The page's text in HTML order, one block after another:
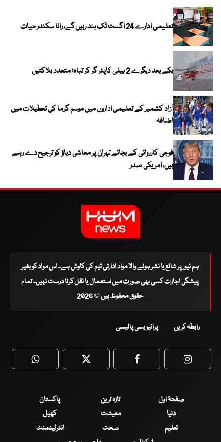
تعلیمی ادارے 24 اگست تک بند رہیں گے، رانا سکندر حیات
یکے بعد دیگرے 2 ہیلی کاپٹر گر کر تباہ؛ متعدد ہلاکتیں
آزاد کشمیر کے تعلیمی اداروں میں موسم گرما کی تعطیلات میں
اضافہ
فوجی کارروائی کے بجائے تہران پر معاشی دباؤ کو ترجیح دے رہے
ہیں، امریکی صدر
ہم نیوز پر شائع یا نشر ہونے والا مواد ادارتی ٹیم کی کاوش ہے۔ اس مواد کو بغیر
پیشگی اجازت کسی بھی صورت میں استعمال یا نقل کرنا درست نہیں۔ تمام
حقوق محفوظ ہیں © 2026
رابطہ کریں پرائیویسی پالیسی
WhatsApp Twitter Facebook
صفحۂ اول تازہ ترین
پاکستان
دنیا
معیشت
کھیل
تعلیم
صحت
انٹرٹینمنٹ